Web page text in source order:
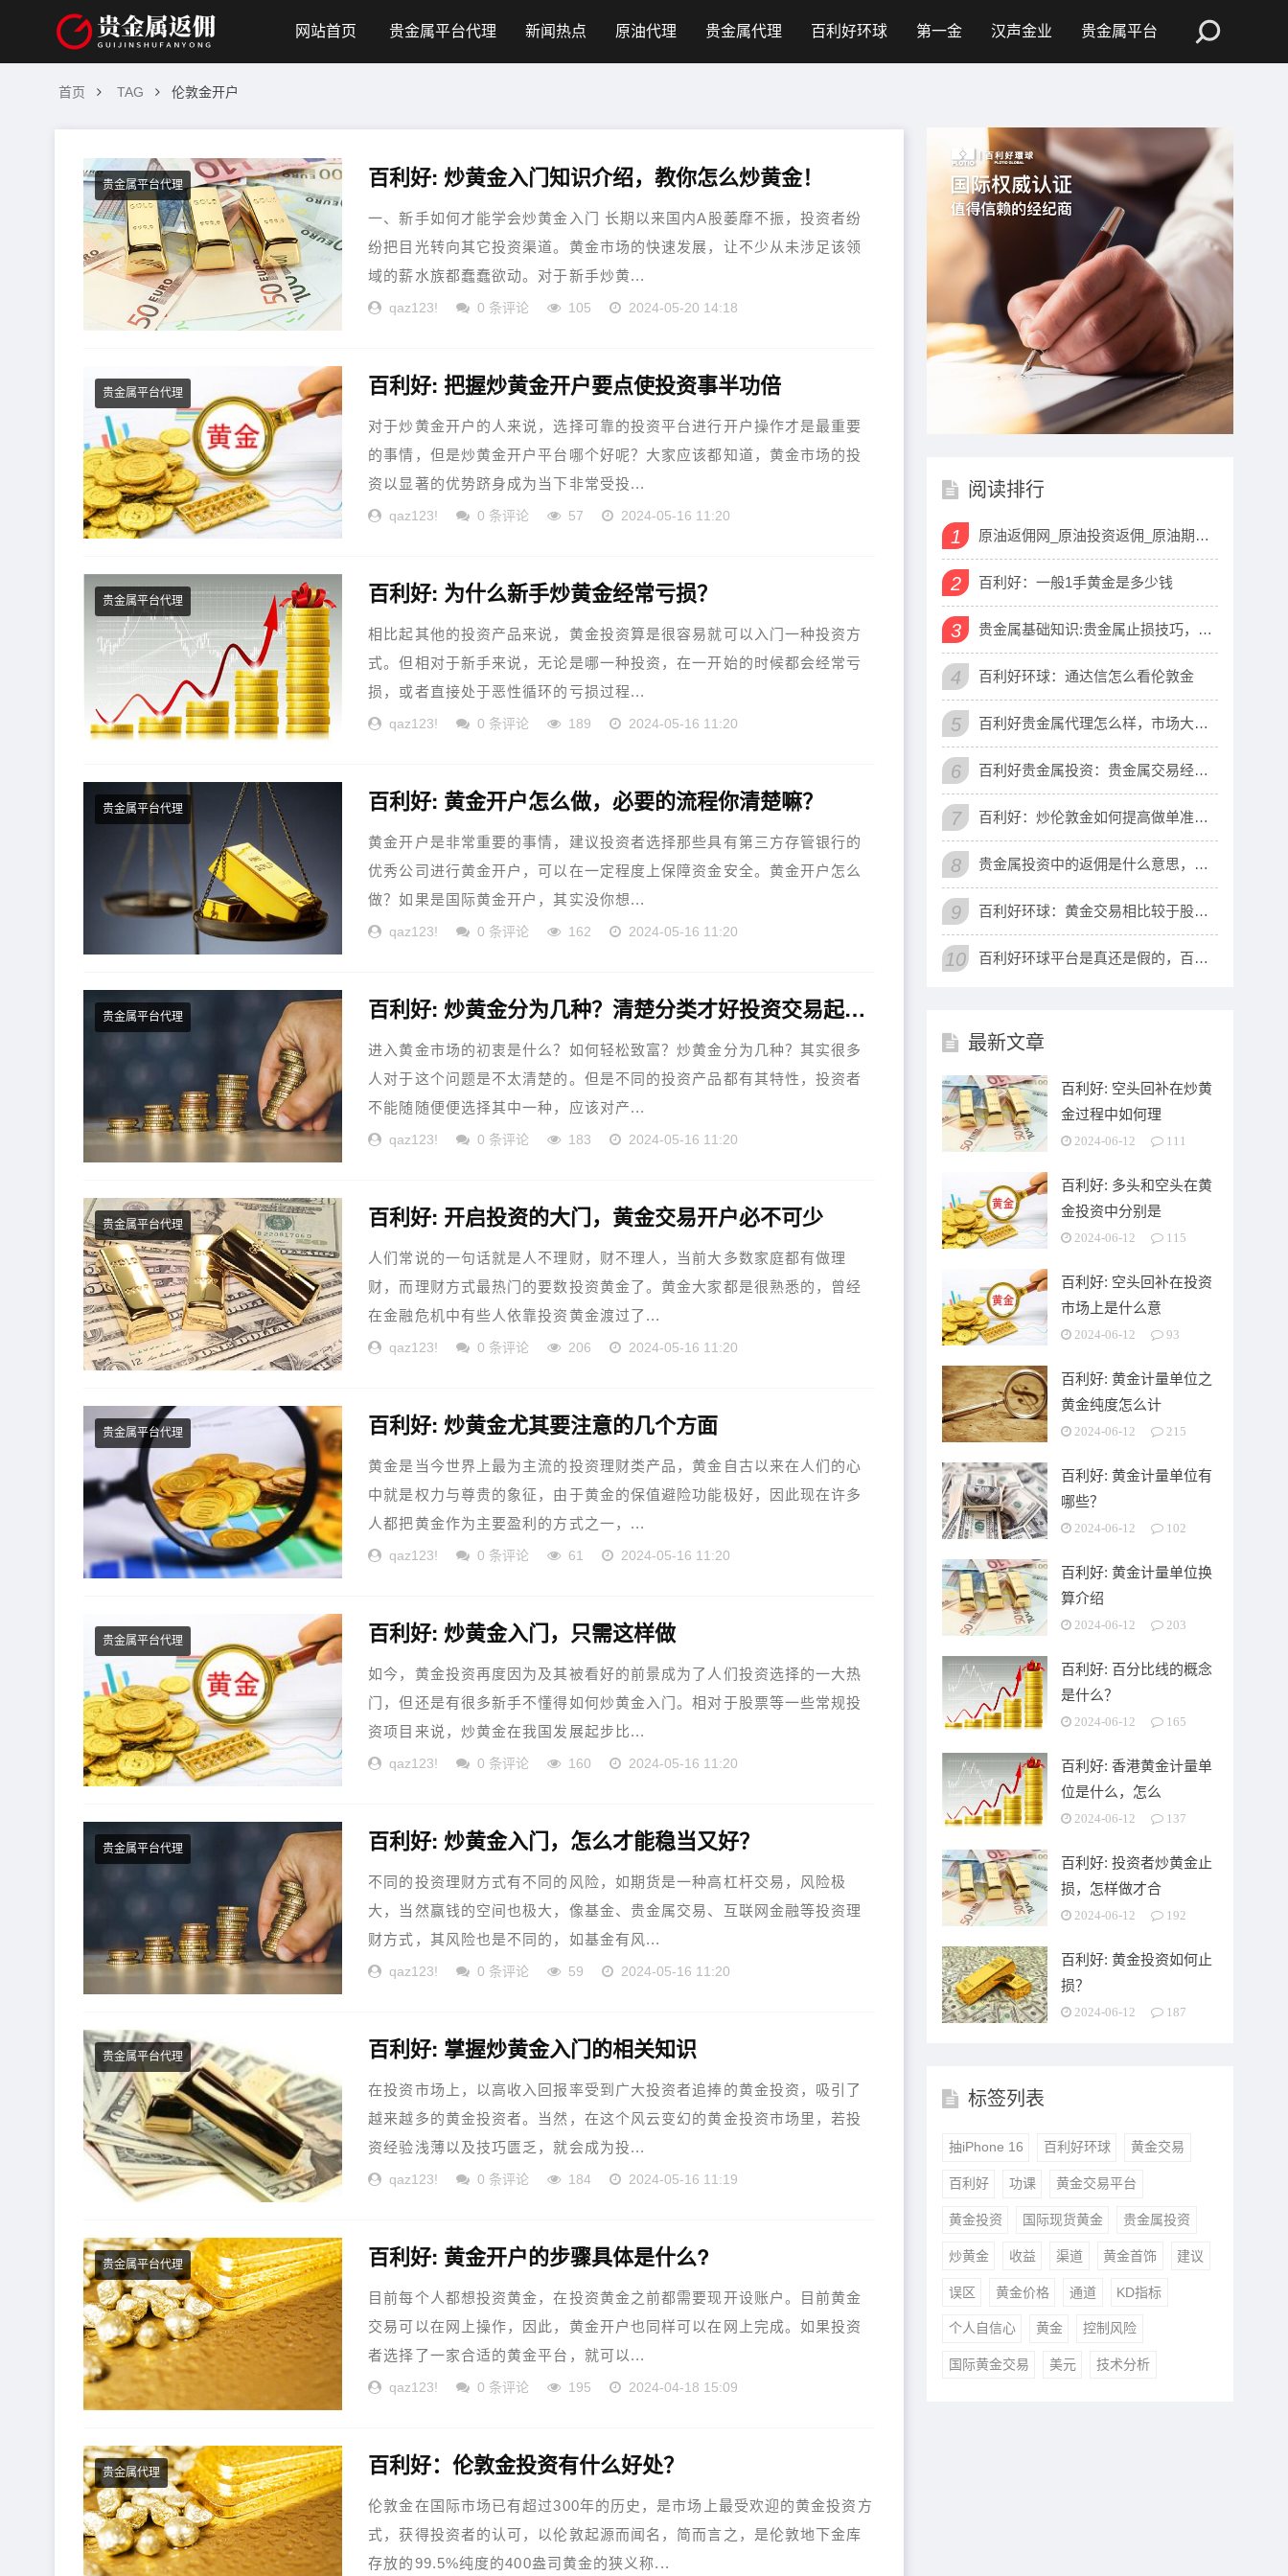
网站首页 贵金属平台代理 新闻热点 原油代理 贵金属代理 百利好环球 第一金 汉声金业 贵金属平台
首页 TAG 伦敦金开户
贵金属平台代理 百利好: 炒黄金入门知识介绍，教你怎么炒黄金！
一、新手如何才能学会炒黄金入门 长期以来国内A股萎靡不振，投资者纷
纷把目光转向其它投资渠道。黄金市场的快速发展，让不少从未涉足该领
域的薪水族都蠢蠢欲动。对于新手炒黄...
qaz123! 0 条评论 105 2024-05-20 14:18
贵金属平台代理 百利好: 把握炒黄金开户要点使投资事半功倍
对于炒黄金开户的人来说，选择可靠的投资平台进行开户操作才是最重要
的事情，但是炒黄金开户平台哪个好呢？大家应该都知道，黄金市场的投
资以显著的优势跻身成为当下非常受投...
qaz123! 0 条评论 57 2024-05-16 11:20
贵金属平台代理 百利好: 为什么新手炒黄金经常亏损？
相比起其他的投资产品来说，黄金投资算是很容易就可以入门一种投资方
式。但相对于新手来说，无论是哪一种投资，在一开始的时候都会经常亏
损，或者直接处于恶性循环的亏损过程...
qaz123! 0 条评论 189 2024-05-16 11:20
贵金属平台代理 百利好: 黄金开户怎么做，必要的流程你清楚嘛？
黄金开户是非常重要的事情，建议投资者选择那些具有第三方存管银行的
优秀公司进行黄金开户，可以在一定程度上保障资金安全。黄金开户怎么
做？如果是国际黄金开户，其实没你想...
qaz123! 0 条评论 162 2024-05-16 11:20
贵金属平台代理 百利好: 炒黄金分为几种？清楚分类才好投资交易起来！
进入黄金市场的初衷是什么？如何轻松致富？炒黄金分为几种？其实很多
人对于这个问题是不太清楚的。但是不同的投资产品都有其特性，投资者
不能随随便便选择其中一种，应该对产...
qaz123! 0 条评论 183 2024-05-16 11:20
贵金属平台代理 百利好: 开启投资的大门，黄金交易开户必不可少
人们常说的一句话就是人不理财，财不理人，当前大多数家庭都有做理
财，而理财方式最热门的要数投资黄金了。黄金大家都是很熟悉的，曾经
在金融危机中有些人依靠投资黄金渡过了...
qaz123! 0 条评论 206 2024-05-16 11:20
贵金属平台代理 百利好: 炒黄金尤其要注意的几个方面
黄金是当今世界上最为主流的投资理财类产品，黄金自古以来在人们的心
中就是权力与尊贵的象征，由于黄金的保值避险功能极好，因此现在许多
人都把黄金作为主要盈利的方式之一，...
qaz123! 0 条评论 61 2024-05-16 11:20
贵金属平台代理 百利好: 炒黄金入门，只需这样做
如今，黄金投资再度因为及其被看好的前景成为了人们投资选择的一大热
门，但还是有很多新手不懂得如何炒黄金入门。相对于股票等一些常规投
资项目来说，炒黄金在我国发展起步比...
qaz123! 0 条评论 160 2024-05-16 11:20
贵金属平台代理 百利好: 炒黄金入门，怎么才能稳当又好？
不同的投资理财方式有不同的风险，如期货是一种高杠杆交易，风险极
大，当然赢钱的空间也极大，像基金、贵金属交易、互联网金融等投资理
财方式，其风险也是不同的，如基金有风...
qaz123! 0 条评论 59 2024-05-16 11:20
贵金属平台代理 百利好: 掌握炒黄金入门的相关知识
在投资市场上，以高收入回报率受到广大投资者追捧的黄金投资，吸引了
越来越多的黄金投资者。当然，在这个风云变幻的黄金投资市场里，若投
资经验浅薄以及技巧匮乏，就会成为投...
qaz123! 0 条评论 184 2024-05-16 11:19
贵金属平台代理 百利好: 黄金开户的步骤具体是什么?
目前每个人都想投资黄金，在投资黄金之前都需要现开设账户。目前黄金
交易可以在网上操作，因此，黄金开户也同样可以在网上完成。如果投资
者选择了一家合适的黄金平台，就可以...
qaz123! 0 条评论 195 2024-04-18 15:09
贵金属代理 百利好：伦敦金投资有什么好处？
伦敦金在国际市场已有超过300年的历史，是市场上最受欢迎的黄金投资方
式，获得投资者的认可，以伦敦起源而闻名，简而言之，是伦敦地下金库
存放的99.5%纯度的400盎司黄金的狭义称...
阅读排行
1 原油返佣网_原油投资返佣_原油期货代理
2 百利好：一般1手黄金是多少钱
3 贵金属基础知识:贵金属止损技巧，贵金属
4 百利好环球：通达信怎么看伦敦金
5 百利好贵金属代理怎么样，市场大不大？
6 百利好贵金属投资：贵金属交易经常滑点
7 百利好：炒伦敦金如何提高做单准确率
8 贵金属投资中的返佣是什么意思，返佣网
9 百利好环球：黄金交易相比较于股票交易
10 百利好环球平台是真还是假的，百利好正
最新文章
百利好: 空头回补在炒黄
金过程中如何理
2024-06-12 111
百利好: 多头和空头在黄
金投资中分别是
2024-06-12 115
百利好: 空头回补在投资
市场上是什么意
2024-06-12 93
百利好: 黄金计量单位之
黄金纯度怎么计
2024-06-12 215
百利好: 黄金计量单位有
哪些？
2024-06-12 102
百利好: 黄金计量单位换
算介绍
2024-06-12 203
百利好: 百分比线的概念
是什么？
2024-06-12 165
百利好: 香港黄金计量单
位是什么，怎么
2024-06-12 137
百利好: 投资者炒黄金止
损，怎样做才合
2024-06-12 192
百利好: 黄金投资如何止
损？
2024-06-12 187
标签列表
抽iPhone 16 百利好环球 黄金交易
百利好 功课 黄金交易平台
黄金投资 国际现货黄金 贵金属投资
炒黄金 收益 渠道 黄金首饰 建议
误区 黄金价格 通道 KD指标
个人自信心 黄金 控制风险
国际黄金交易 美元 技术分析